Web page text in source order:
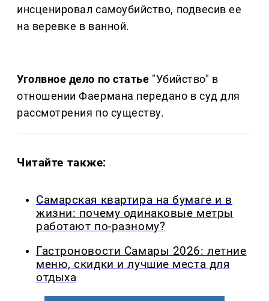
инсценировал самоубийство, подвесив ее
на веревке в ванной.
Уголвное дело по статье "Убийство" в
отношении Фаермана передано в суд для
рассмотрения по существу.
Читайте также:
Самарская квартира на бумаге и в
жизни: почему одинаковые метры
работают по-разному?
Гастроновости Самары 2026: летние
меню, скидки и лучшие места для
отдыха